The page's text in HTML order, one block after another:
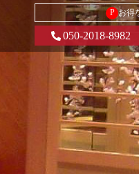
P お得
050-2018-8982